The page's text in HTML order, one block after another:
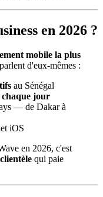
en 2026 ?
mobile la plus
d'eux-mêmes :
au Sénégal
chaque jour
— de Dakar à
iOS
en 2026, c'est
qui paie